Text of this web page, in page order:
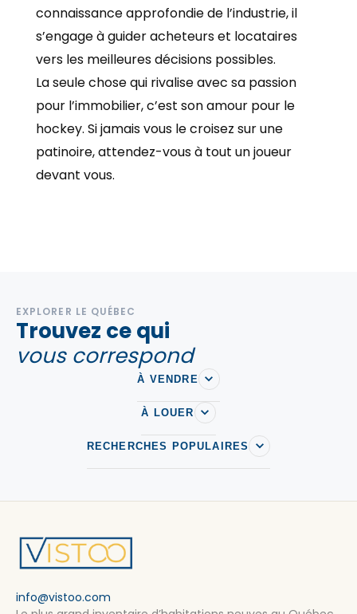
connaissance approfondie de l’industrie, il
s’engage à guider acheteurs et locataires
vers les meilleures décisions possibles.
La seule chose qui rivalise avec sa passion
pour l’immobilier, c’est son amour pour le
hockey. Si jamais vous le croisez sur une
patinoire, attendez-vous à tout un joueur
devant vous.
EXPLORER LE QUÉBEC
Trouvez ce qui
vous correspond
À VENDRE
À LOUER
RECHERCHES POPULAIRES
info@vistoo.com